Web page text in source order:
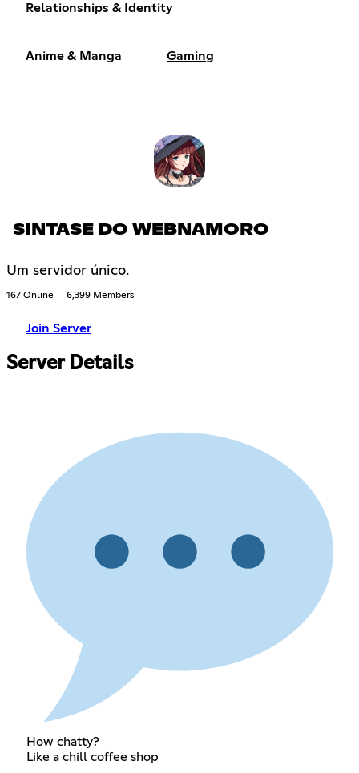
Relationships & Identity
Anime & Manga Gaming
SINTASE DO WEBNAMORO
Um servidor único.
167 Online 6,399 Members
Join Server
Server Details
How chatty?
Like a chill coffee shop